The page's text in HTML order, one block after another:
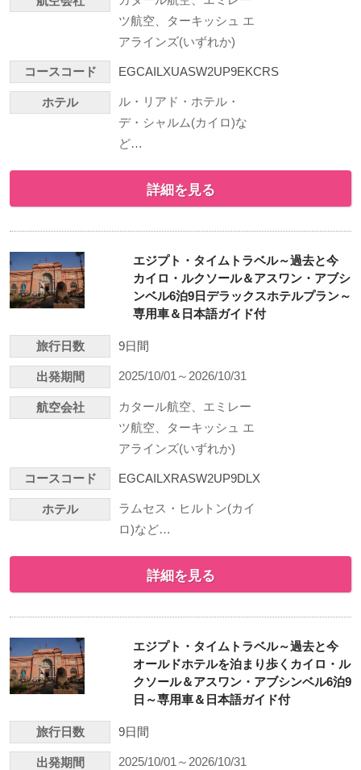
ツ航空、ターキッシュ エ
アラインズ(いずれか)
コースコード EGCAILXUASW2UP9EKCRS
ホテル
ル・リアド・ホテル・
デ・シャルム(カイロ)な
ど…
詳細を見る
エジプト・タイムトラベル～過去と今
カイロ・ルクソール＆アスワン・アブシ
ンベル6泊9日デラックスホテルプラン～
専用車＆日本語ガイド付
旅行日数 9日間
出発期間 2025/10/01～2026/10/31
航空会社
カタール航空、エミレー
ツ航空、ターキッシュ エ
アラインズ(いずれか)
コースコード EGCAILXRASW2UP9DLX
ホテル
ラムセス・ヒルトン(カイ
ロ)など…
詳細を見る
エジプト・タイムトラベル～過去と今
オールドホテルを泊まり歩くカイロ・ル
クソール＆アスワン・アブシンベル6泊9
日～専用車＆日本語ガイド付
旅行日数 9日間
出発期間 2025/10/01～2026/10/31